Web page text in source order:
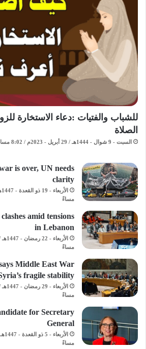
للشباب والفتيات :دعاء الاستخارة
الصلاة
السبت - 9 شوال - 1444هـ / 29 أبريل - 2023م / 8:02 مساءً
is over, UN needs
clarity
مساءً
amid tensions
in Lebanon
مساءً
Middle East War
fragile stability
مساءً
for Secretary
General
مساءً